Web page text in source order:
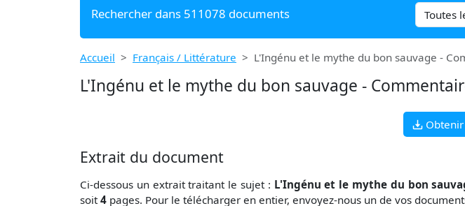
Rechercher dans 511078 documents
Accueil Français / Littérature L'Ingénu et le mythe du bon sauvage -
L'Ingénu et le mythe du bon sauvage -
Extrait du document
Ci-dessous un extrait traitant le sujet : L'Ingénu et le mythe du bon
soit 4 pages. Pour le télécharger en entier, envoyez-nous un de vos